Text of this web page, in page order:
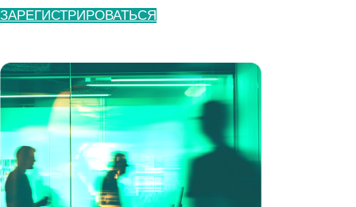
ЗАРЕГИСТРИРОВАТЬСЯ